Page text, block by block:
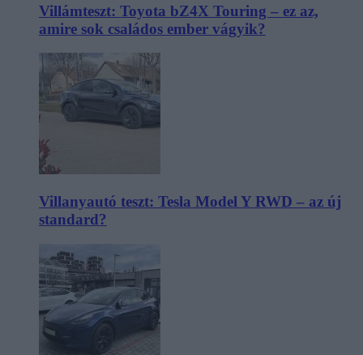
Villámteszt: Toyota bZ4X Touring – ez az,
amire sok családos ember vágyik?
Villanyautó teszt: Tesla Model Y RWD – az új
standard?